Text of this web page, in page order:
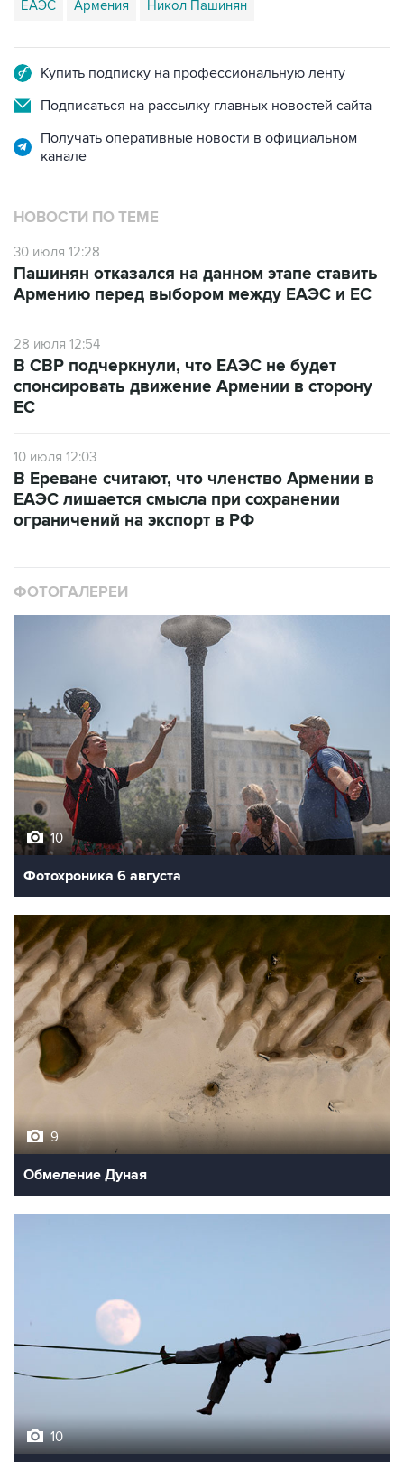
ЕАЭС Армения Никол Пашинян
Купить подписку на профессиональную ленту
Подписаться на рассылку главных новостей сайта
Получать оперативные новости в официальном
канале
НОВОСТИ ПО ТЕМЕ
30 июля 12:28
Пашинян отказался на данном этапе ставить
Армению перед выбором между ЕАЭС и ЕС
28 июля 12:54
В СВР подчеркнули, что ЕАЭС не будет
спонсировать движение Армении в сторону
ЕС
10 июля 12:03
В Ереване считают, что членство Армении в
ЕАЭС лишается смысла при сохранении
ограничений на экспорт в РФ
ФОТОГАЛЕРЕИ
10
Фотохроника 6 августа
9
Обмеление Дуная
10